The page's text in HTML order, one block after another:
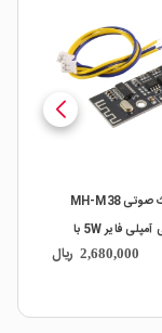
ماژول بلوتوث سریال HC-06 همراه
5,670,000 ریال